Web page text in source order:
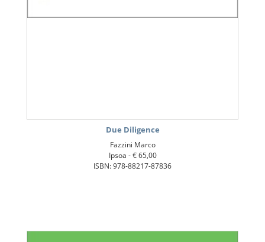
Due Diligence
Fazzini Marco
Ipsoa -€ 65,00
ISBN: 978-88217-87836